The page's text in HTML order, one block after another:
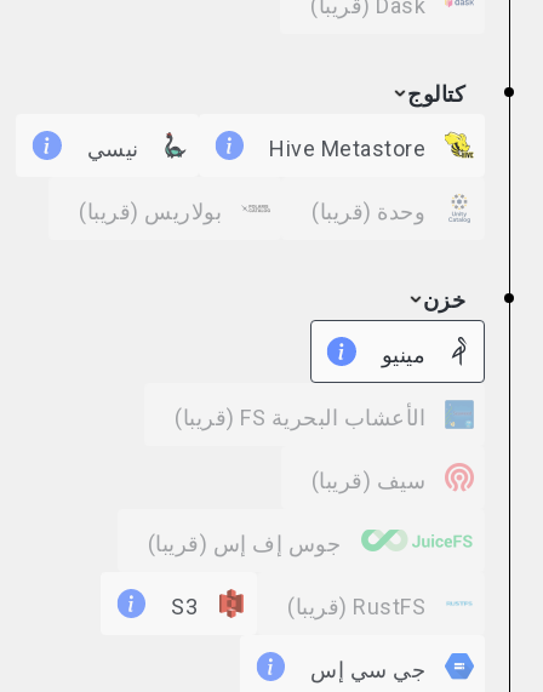
Dask (قريبا)
كتالوج
Hive Metastore نيسي
وحدة (قريبا) بولاريس (قريبا)
خزن
مينيو
الأعشاب البحرية FS (قريبا)
سيف (قريبا)
جوس إف إس (قريبا)
RustFS (قريبا) S3
جي سي إس